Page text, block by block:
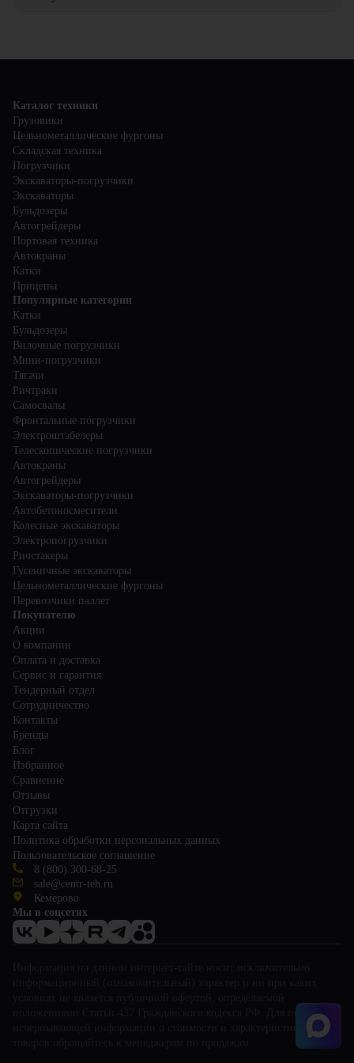
Каталог техники
Грузовики
Цельнометаллические фургоны
Складская техника
Погрузчики
Экскаваторы-погрузчики
Экскаваторы
Бульдозеры
Автогрейдеры
Портовая техника
Автокраны
Катки
Прицепы
Популярные категории
Катки
Бульдозеры
Вилочные погрузчики
Мини-погрузчики
Тягачи
Ричтраки
Самосвалы
Фронтальные погрузчики
Электроштабелеры
Телескопические погрузчики
Автокраны
Автогрейдеры
Экскаваторы-погрузчики
Автобетоносмесители
Колесные экскаваторы
Электропогрузчики
Ричстакеры
Гусеничные экскаваторы
Цельнометаллические фургоны
Перевозчики паллет
Покупателю
Акции
О компании
Оплата и доставка
Сервис и гарантия
Тендерный отдел
Сотрудничество
Контакты
Бренды
Блог
Избранное
Сравнение
Отзывы
Отгрузки
Карта сайта
Политика обработки персональных данных
Пользовательское соглашение
8 (800) 300-68-25
sale@centr-teh.ru
Кемерово
Мы в соцсетях
положениями Статьи 437 Гражданского кодекса РФ. Для получения